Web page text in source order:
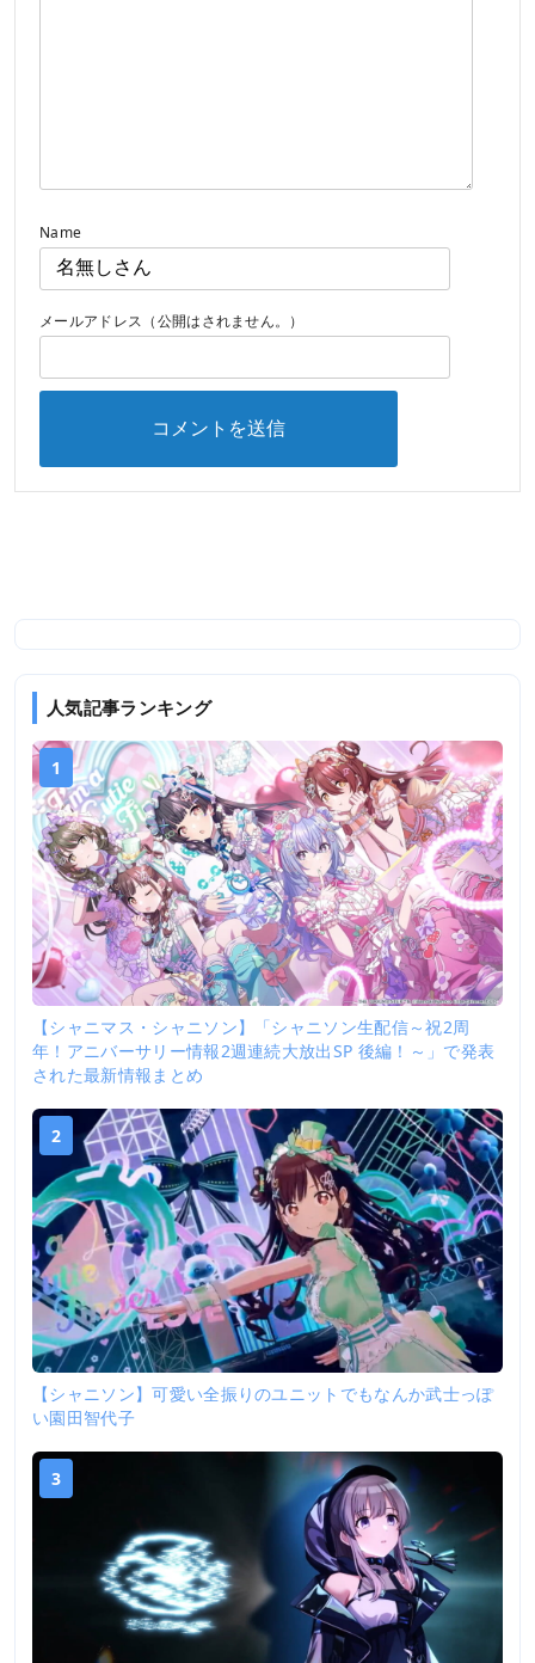
Name
メールアドレス（公開はされません。）
人気記事ランキング
1
【シャニマス・シャニソン】「シャニソン生配信～祝2周
年！アニバーサリー情報2週連続大放出SP 後編！～」で発表
された最新情報まとめ
2
【シャニソン】可愛い全振りのユニットでもなんか武士っぽ
い園田智代子
3